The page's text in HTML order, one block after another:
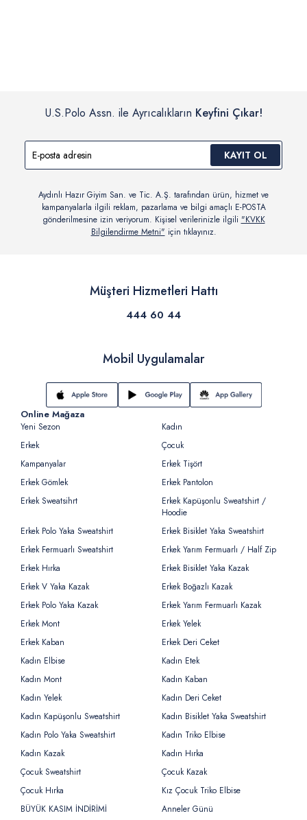
U.S.Polo Assn. ile Ayrıcalıkların Keyfini Çıkar!
KAYIT OL
Aydınlı Hazır Giyim San. ve Tic. A.Ş. tarafından ürün, hizmet ve
kampanyalarla ilgili reklam, pazarlama ve bilgi amaçlı E-POSTA
gönderilmesine izin veriyorum. Kişisel verilerinizle ilgili "KVKK
Bilgilendirme Metni" için tıklayınız.
Müşteri Hizmetleri Hattı
444 60 44
Mobil Uygulamalar
Online Mağaza
Yeni Sezon
Kadın
Erkek
Çocuk
Kampanyalar
Erkek Tişört
Erkek Gömlek
Erkek Pantolon
Erkek Sweatsihrt
Erkek Kapüşonlu Sweatshirt /
Hoodie
Erkek Polo Yaka Sweatshirt
Erkek Bisiklet Yaka Sweatshirt
Erkek Fermuarlı Sweatshirt
Erkek Yarım Fermuarlı / Half Zip
Erkek Hırka
Erkek Bisiklet Yaka Kazak
Erkek V Yaka Kazak
Erkek Boğazlı Kazak
Erkek Polo Yaka Kazak
Erkek Yarım Fermuarlı Kazak
Erkek Mont
Erkek Yelek
Erkek Kaban
Erkek Deri Ceket
Kadın Elbise
Kadın Etek
Kadın Mont
Kadın Kaban
Kadın Yelek
Kadın Deri Ceket
Kadın Kapüşonlu Sweatshirt
Kadın Bisiklet Yaka Sweatshirt
Kadın Polo Yaka Sweatshirt
Kadın Triko Elbise
Kadın Kazak
Kadın Hırka
Çocuk Sweatshirt
Çocuk Kazak
Çocuk Hırka
Kız Çocuk Triko Elbise
BÜYÜK KASIM İNDİRİMİ
Anneler Günü